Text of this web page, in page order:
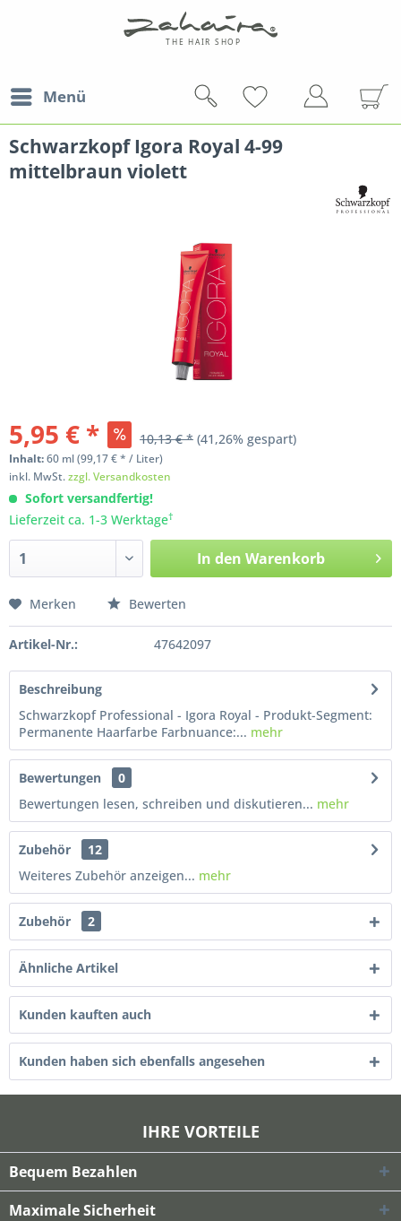
Menü
Schwarzkopf Igora Royal 4-99
mittelbraun violett
5,95 € * 10,13 € * (41,26% gespart)
Inhalt:60 ml(99,17 € * / Liter)
inkl. MwSt.zzgl. Versandkosten
Sofort versandfertig!
Lieferzeit ca. 1-3 Werktage†
In den Warenkorb
Merken Bewerten
Artikel-Nr.: 47642097
Beschreibung
Schwarzkopf Professional - Igora Royal - Produkt-Segment:
Permanente Haarfarbe Farbnuance:... mehr
Bewertungen
0
Bewertungen lesen, schreiben und diskutieren... mehr
Zubehör
12
Weiteres Zubehör anzeigen... mehr
Zubehör 2
Ähnliche Artikel
Kunden kauften auch
Kunden haben sich ebenfalls angesehen
IHRE VORTEILE
Bequem Bezahlen
Maximale Sicherheit